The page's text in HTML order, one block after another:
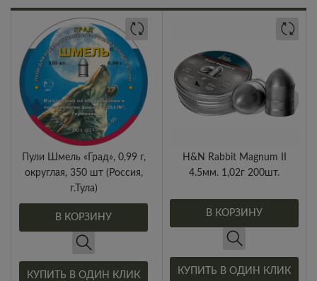
Пули Шмель «Град», 0,99 г,
округлая, 350 шт (Россия,
г.Тула)
В КОРЗИНУ
КУПИТЬ В ОДИН КЛИК
H&N Rabbit Magnum II
4.5мм. 1,02г 200шт.
В КОРЗИНУ
КУПИТЬ В ОДИН КЛИК